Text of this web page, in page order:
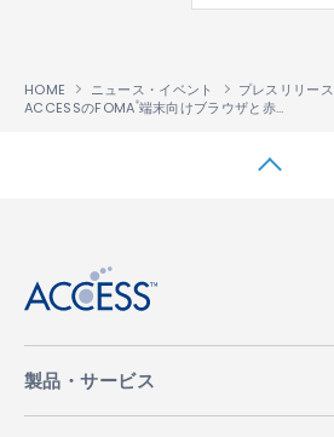
HOME ニュース・イベント
プレスリリース
ACCESSのFOMA®端末向けブラウザと赤外線通信ソフトウェア、FOMA及びmova
製品・サービス